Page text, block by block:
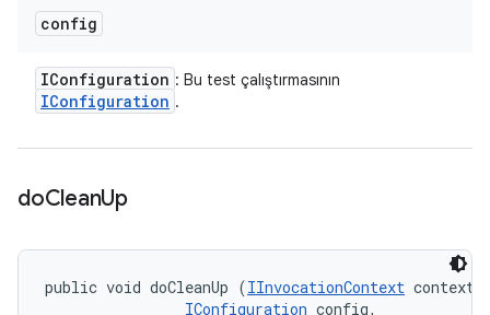
config
IConfiguration : Bu test çalıştırmasının
IConfiguration .
doCleanUp
public void doCleanUp (IInvocationContext
IConfiguration config,